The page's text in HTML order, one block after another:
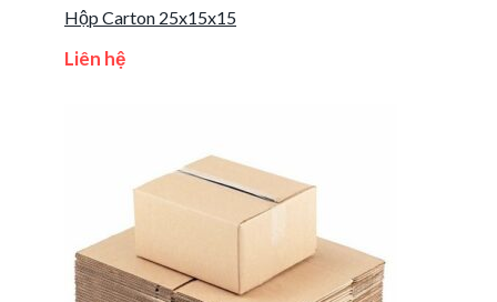
Hộp Carton 25x15x15
Liên hệ